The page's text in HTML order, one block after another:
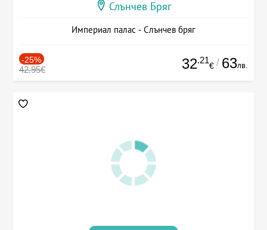
Слънчев Бряг
Империал палас - Слънчев бряг
-25%
42.95€ 32.21
€ / 63лв.